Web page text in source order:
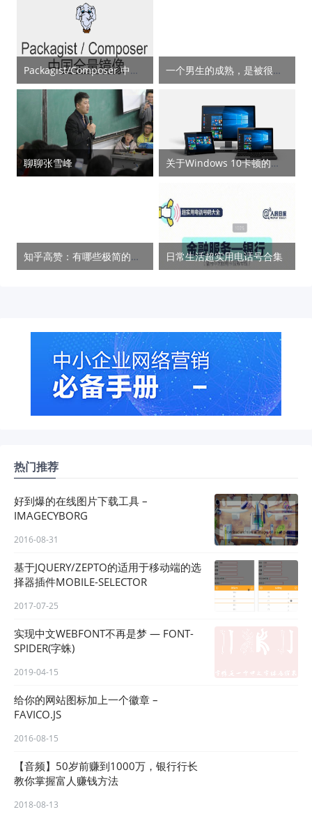
Packagist/Composer 中国全量镜像 一个男生的成熟，是被很多 “具体的责任” 一点点磨出来的
聊聊张雪峰 关于Windows 10卡顿的问题解决方法
知乎高赞：有哪些极简的人生建议？ 日常生活超实用电话号合集
热门推荐
好到爆的在线图片下载工具 –
IMAGECYBORG
2016-08-31
基于JQUERY/ZEPTO的适用于移动端的选
择器插件MOBILE-SELECTOR
2017-07-25
实现中文WEBFONT不再是梦 — FONT-
SPIDER(字蛛)
2019-04-15
给你的网站图标加上一个徽章 –
FAVICO.JS
2016-08-15
【音频】50岁前赚到1000万，银行行长
教你掌握富人赚钱方法
2018-08-13